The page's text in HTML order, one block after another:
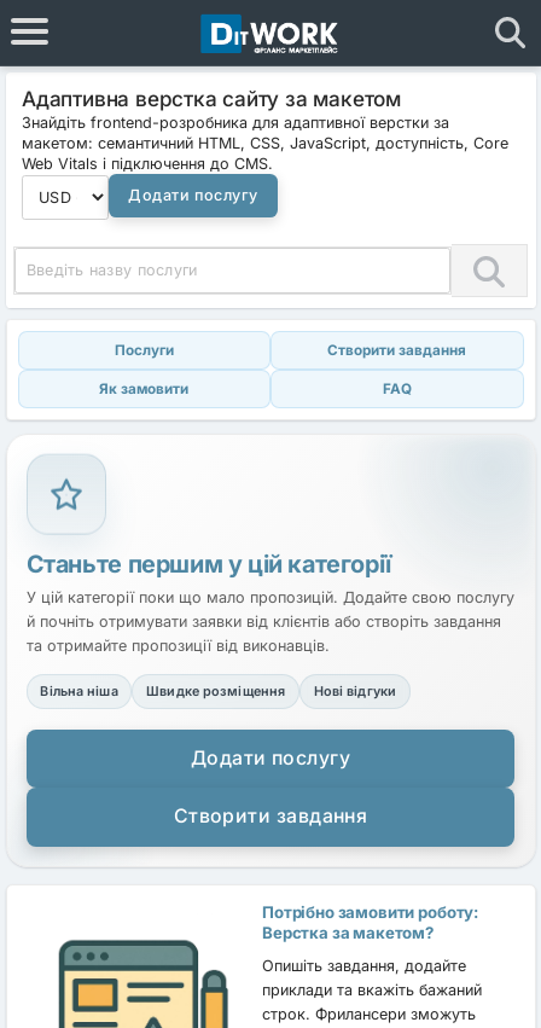
Адаптивна верстка сайту за макетом
Знайдіть frontend-розробника для адаптивної верстки за
макетом: семантичний HTML, CSS, JavaScript, доступність, Core
Web Vitals і підключення до CMS.
Додати послугу
Послуги Створити завдання
Як замовити FAQ
Станьте першим у цій категорії
У цій категорії поки що мало пропозицій. Додайте свою послугу
й почніть отримувати заявки від клієнтів або створіть завдання
та отримайте пропозиції від виконавців.
Вільна ніша Швидке розміщення Нові відгуки
Додати послугу
Створити завдання
Потрібно замовити роботу:
Верстка за макетом?
Опишіть завдання, додайте
приклади та вкажіть бажаний
строк. Фрилансери зможуть